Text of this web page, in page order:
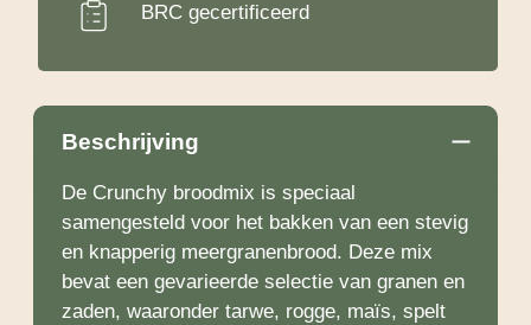
BRC gecertificeerd
Beschrijving
De Crunchy broodmix is speciaal
samengesteld voor het bakken van een stevig
en knapperig meergranenbrood. Deze mix
bevat een gevarieerde selectie van granen en
zaden, waaronder tarwe, rogge, maïs, spelt